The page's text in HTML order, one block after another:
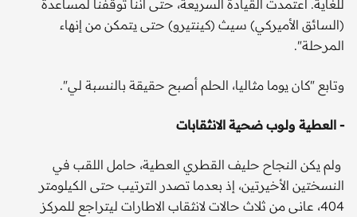
للغاية. اعتمدت القيادة السريعة، حتى أننا توقفنا لمساعدة
(السائق الأميركي) سيث (كينتيرو) حتى يتمكن من إنهاء
المرحلة".
وتابع "كان يوما مثاليا، الحلم أصبح حقيقة بالنسبة لي".
- العطية ولوب ضحية الانثقابات
ولم يكن النجاح حليف القطري العطية، حامل اللقب في
النسختين الأخيرتين، إذ بعدما تصدر الترتيب حتى الكيلومتر
404، عانى من ثلاث حالات لانثقاب الاطارات ليتراجع للمركز